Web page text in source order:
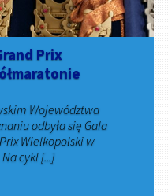
Prix
Województwa
odbyła się Gala
Wielkopolski w
cykl [...]